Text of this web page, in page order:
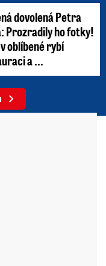
dovolená Petra
Prozradily ho fotky!
oblíbené rybí
a ...